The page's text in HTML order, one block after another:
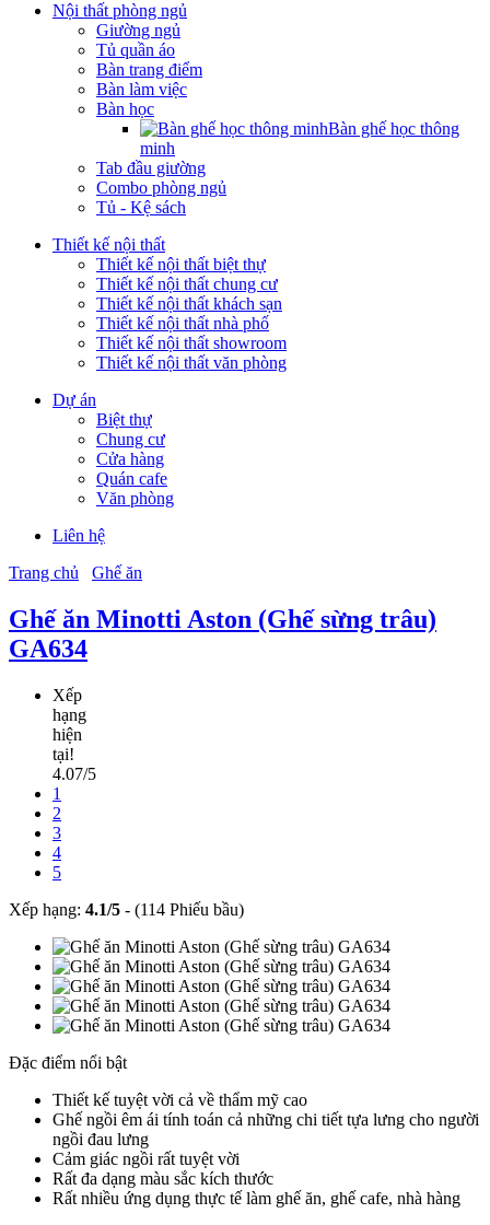
Nội thất phòng ngủ
Giường ngủ
Tủ quần áo
Bàn trang điểm
Bàn làm việc
Bàn học
Bàn ghế học thông
minh
Tab đầu giường
Combo phòng ngủ
Tủ - Kệ sách
Thiết kế nội thất
Thiết kế nội thất biệt thự
Thiết kế nội thất chung cư
Thiết kế nội thất khách sạn
Thiết kế nội thất nhà phố
Thiết kế nội thất showroom
Thiết kế nội thất văn phòng
Dự án
Biệt thự
Chung cư
Cửa hàng
Quán cafe
Văn phòng
Liên hệ
Trang chủ
Ghế ăn
Ghế ăn Minotti Aston (Ghế sừng trâu)
GA634
Xếp
hạng
hiện
tại!
4.07/5
1
2
3
4
5
Xếp hạng: 4.1/5 - (114 Phiếu bầu)
Đặc điểm nổi bật
Thiết kế tuyệt vời cả về thẩm mỹ cao
Ghế ngồi êm ái tính toán cả những chi tiết tựa lưng cho người
ngồi đau lưng
Cảm giác ngồi rất tuyệt vời
Rất đa dạng màu sắc kích thước
Rất nhiều ứng dụng thực tế làm ghế ăn, ghế cafe, nhà hàng